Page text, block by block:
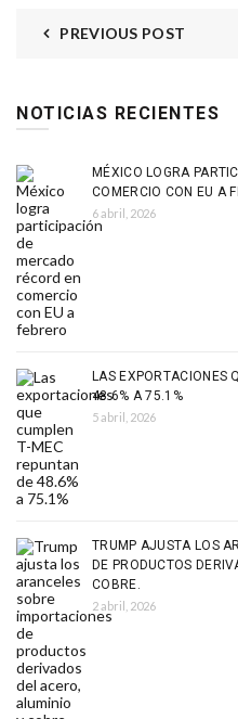
PREVIOUS POST
NOTICIAS RECIENTES
MÉXICO LOGRA
COMERCIO CON EU A
6 abril, 2026
LAS EXPORTACIONES
48.6% A 75.1%
5 abril, 2026
TRUMP AJUSTA LOS
DE PRODUCTOS
COBRE.
2 abril, 2026